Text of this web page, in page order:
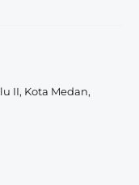
II, Kota Medan,